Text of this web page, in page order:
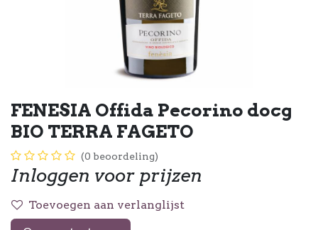
FENESIA Offida Pecorino docg
BIO TERRA FAGETO
(0 beoordeling)
Inloggen voor prijzen
Toevoegen aan verlanglijst